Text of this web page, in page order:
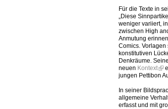
Für die Texte in
„Diese
weniger variiert,
zwischen High
Anmutung
Comics.
konstitutiven
Denkräume.
neuen Kontext
jungen Pettibon
In seiner
allgemeine
erfasst und mit